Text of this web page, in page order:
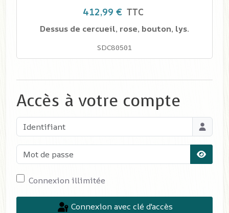
412,99 € TTC
Dessus de cercueil, rose, bouton, lys.
SDC80501
Accès à votre compte
Identifiant
Mot de passe
Connexion illimitée
Connexion avec clé d'accès